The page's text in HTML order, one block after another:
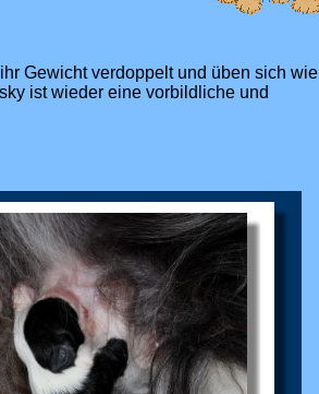
Gewicht verdoppelt und üben sich wie
ist wieder eine vorbildliche und